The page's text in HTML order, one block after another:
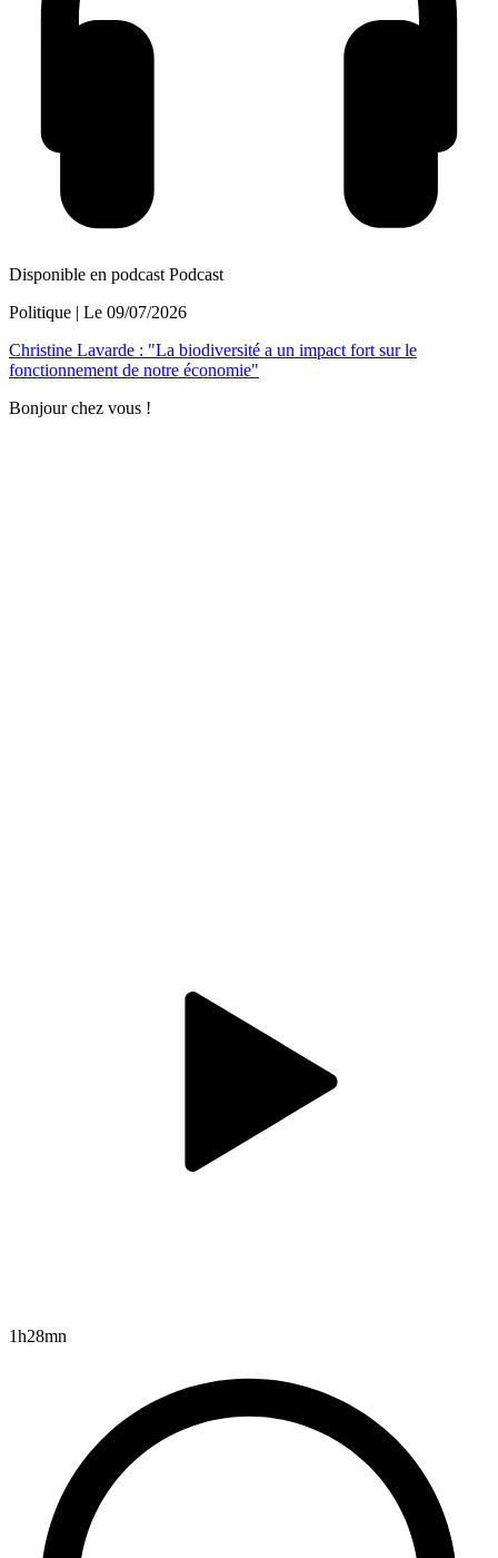
Disponible en podcast Podcast
Politique | Le 09/07/2026
Christine Lavarde : "La biodiversité a un impact fort sur le
fonctionnement de notre économie"
Bonjour chez vous !
1h28mn